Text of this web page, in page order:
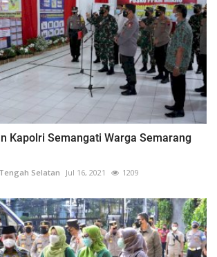
Kapolri Semangati Warga Semarang
Selatan Jul 16, 2021 1209